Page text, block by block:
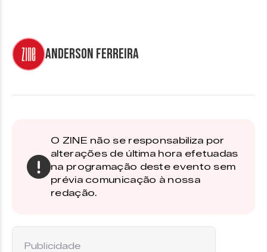
Anderson Ferreira
O ZINE não se responsabiliza por
alterações de última hora efetuadas
na programação deste evento sem
prévia comunicação à nossa
redação.
Publicidade